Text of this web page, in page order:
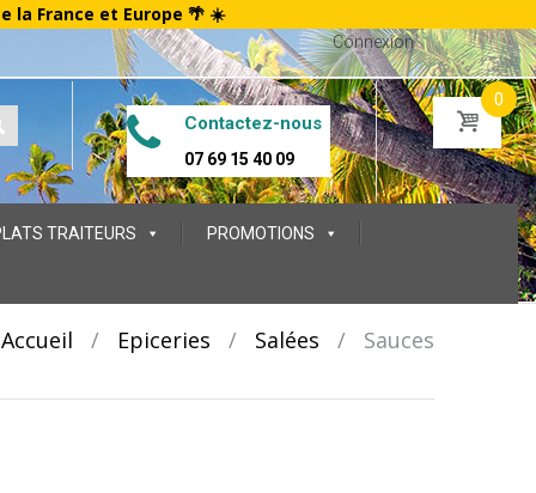
la France et Europe 🌴 ☀️
Connexion
Contactez-nous
07 69 15 40 09
0
TRAITEURS PROMOTIONS
Accueil / Epiceries / Salées / Sauces